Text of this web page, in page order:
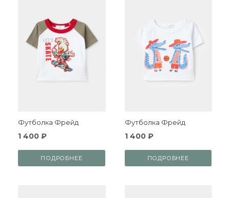
Футболка Фрейд
1 400 ₽
ПОДРОБНЕЕ
Футболка Фрейд
1 400 ₽
ПОДРОБНЕЕ